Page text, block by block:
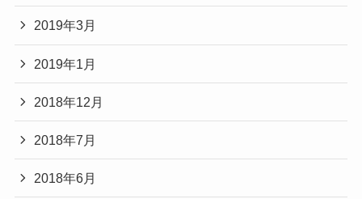
2019年3月
2019年1月
2018年12月
2018年7月
2018年6月